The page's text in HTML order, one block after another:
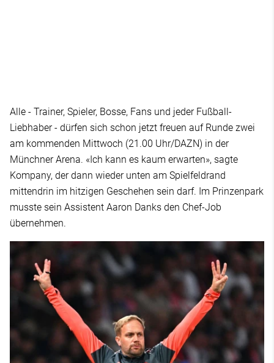
Alle - Trainer, Spieler, Bosse, Fans und jeder Fußball-
Liebhaber - dürfen sich schon jetzt freuen auf Runde zwei
am kommenden Mittwoch (21.00 Uhr/DAZN) in der
Münchner Arena. «Ich kann es kaum erwarten», sagte
Kompany, der dann wieder unten am Spielfeldrand
mittendrin im hitzigen Geschehen sein darf. Im Prinzenpark
musste sein Assistent Aaron Danks den Chef-Job
übernehmen.